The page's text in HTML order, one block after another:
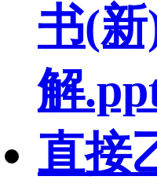
书(
解
直接